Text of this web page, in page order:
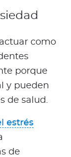
como
porque
y pueden
de salud.
estrés
de